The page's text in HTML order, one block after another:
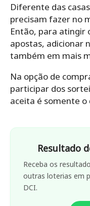
Diferente das
precisam fazer no
Então, para atingir
apostas, adicionar
também em mais
Na opção de
participar dos
aceita é somente
Resultado
Receba os
outras loterias em
DCI.